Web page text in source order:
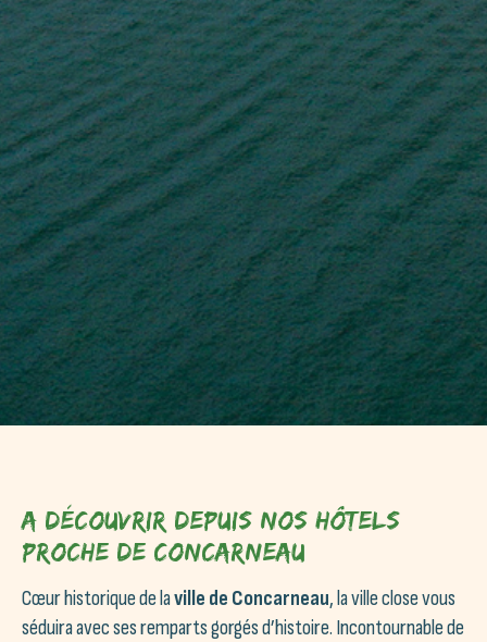
A découvrir depuis nos hôtels
proche de Concarneau
Cœur historique de laville de Concarneau, la ville close vous
séduira avec ses remparts gorgés d’histoire. Incontournable de